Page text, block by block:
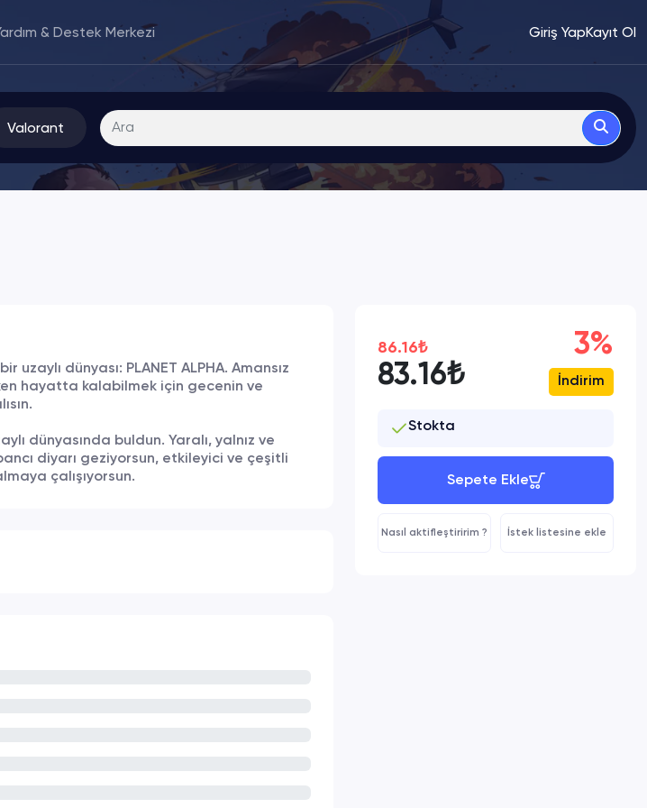
& Destek Merkezi Giriş YapKayıt Ol
Valorant
dünyası: PLANET ALPHA. Amansız
hayatta kalabilmek için gecenin ve
dünyasında buldun. Yaralı, yalnız ve
diyarı geziyorsun, etkileyici ve çeşitli
çalışıyorsun.
86.16₺
83.16₺
3%
İndirim
Stokta
Sepete Ekle
Nasıl aktifleştiririm ? İstek listesine ekle